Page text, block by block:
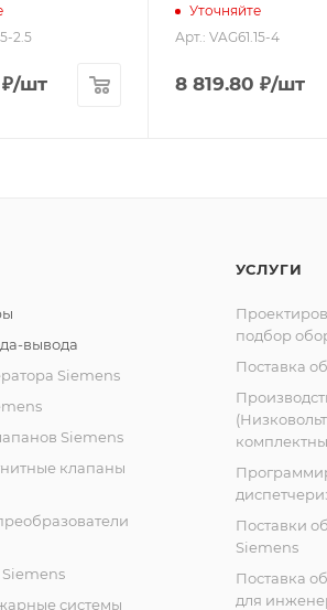
2.5
₽/шт
Уточняйте
Арт.: VAG61.15-4
8 819.80 ₽/шт
вывода
Siemens
Siemens
клапаны
системы
УСЛУГИ
подбор
Поставка
Поставки
Siemens
Поставка
для